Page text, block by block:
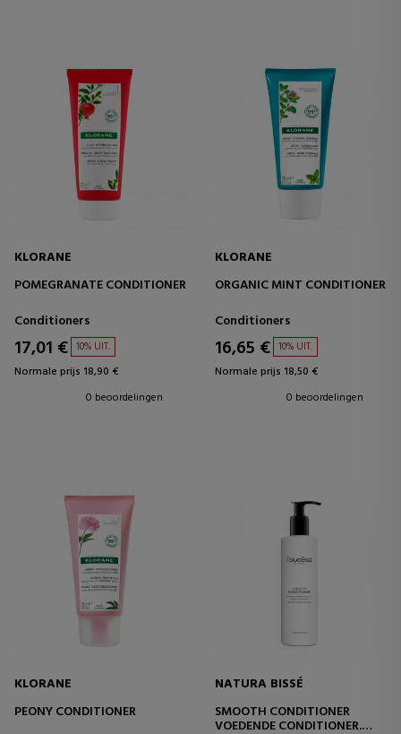
KLORANE
POMEGRANATE CONDITIONER
Conditioners
17,01 € 10% UIT.
Normale prijs 18,90 €
0 beoordelingen
KLORANE
ORGANIC MINT CONDITIONER
Conditioners
16,65 € 10% UIT.
Normale prijs 18,50 €
0 beoordelingen
KLORANE
PEONY CONDITIONER
NATURA BISSÉ
SMOOTH CONDITIONER
VOEDENDE CONDITIONER.